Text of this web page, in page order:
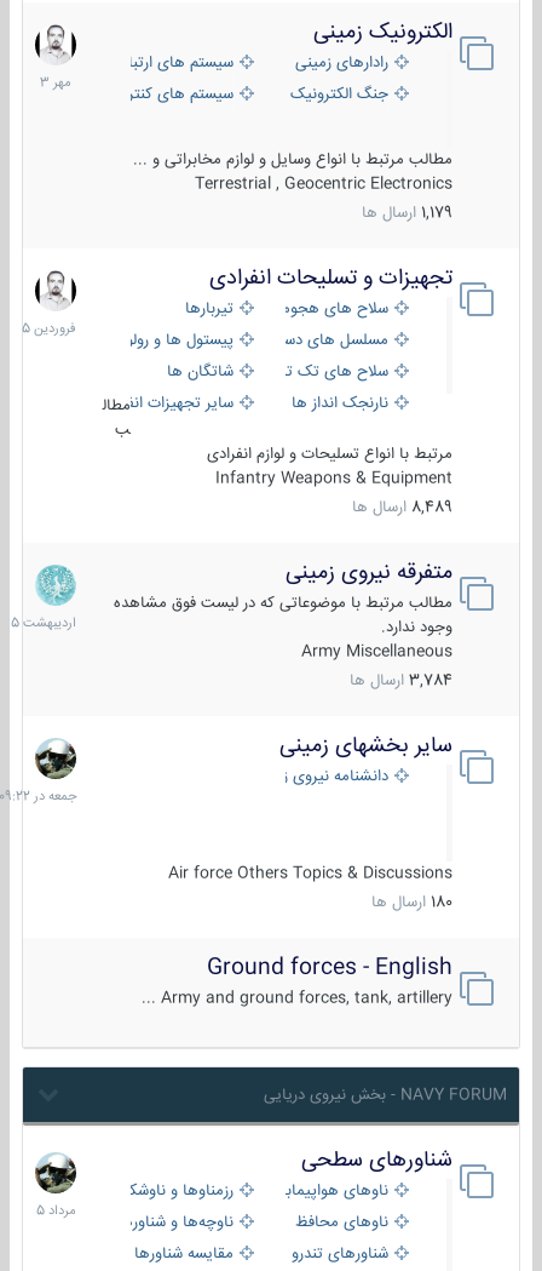
الکترونیک زمینی
رادارهای زمینی
سیستم های ارتباطی و جمع آوری
جنگ الکترونیک
سیستم های کنترل آتش و تجهیزات
مطالب مرتبط با انواع وسایل و لوازم مخابراتی و ...
Terrestrial , Geocentric Electronics
1,179 ارسال ها
1
مهر
1403
تجهیزات و تسلیحات انفرادی
سلاح های هجومی
تیربارها
مسلسل های دستی
پیستول ها و رولورها
سلاح های تک تیر اندازیشاتگان ها
نارنجک انداز ها
سایر تجهیزات انفرادی
مطال
ب
مرتبط با انواع تسلیحات و لوازم انفرادی
Infantry Weapons & Equipment
8,489 ارسال ها
17
فروردین
1405
متفرقه نیروی زمینی
مطالب مرتبط با موضوعاتی که در لیست فوق مشاهده
وجود ندارد.
Army Miscellaneous
3,784 ارسال ها
27
1405
سایر بخشهای زمینی
دانشنامه نیروی زمینی
Air force Others Topics & Discussions
180 ارسال ها
جمعه
در
09:22
Ground forces - English
Army and ground forces, tank, artillery ...
NAVY FORUM - بخش نیروی دریایی
شناورهای سطحی
ناوهای هواپیمابر و بالگرد بررزمناوها و ناوشکن‌ها
ناوهای محافظ
ناوچه‌ها و شناورهای گشتی
شناورهای تندرو
مقایسه شناورها
2
مرداد
1405